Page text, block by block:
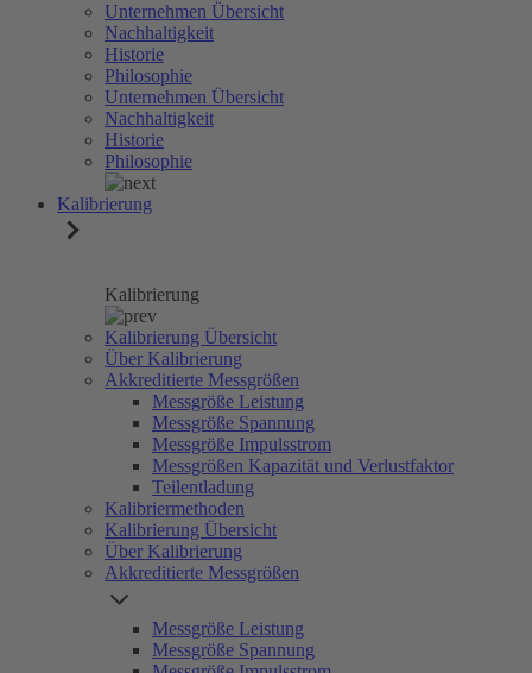
Unternehmen Übersicht
Nachhaltigkeit
Historie
Philosophie
Unternehmen Übersicht
Nachhaltigkeit
Historie
Philosophie
Kalibrierung
Kalibrierung
Kalibrierung Übersicht
Über Kalibrierung
Akkreditierte Messgrößen
Messgröße Leistung
Messgröße Spannung
Messgröße Impulsstrom
Messgrößen Kapazität und Verlustfaktor
Teilentladung
Kalibriermethoden
Kalibrierung Übersicht
Über Kalibrierung
Akkreditierte Messgrößen
Messgröße Leistung
Messgröße Spannung